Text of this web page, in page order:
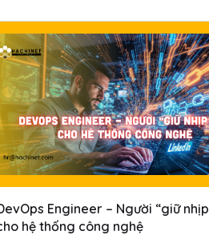
Engineer – Người “giữ
hệ thống công nghệ